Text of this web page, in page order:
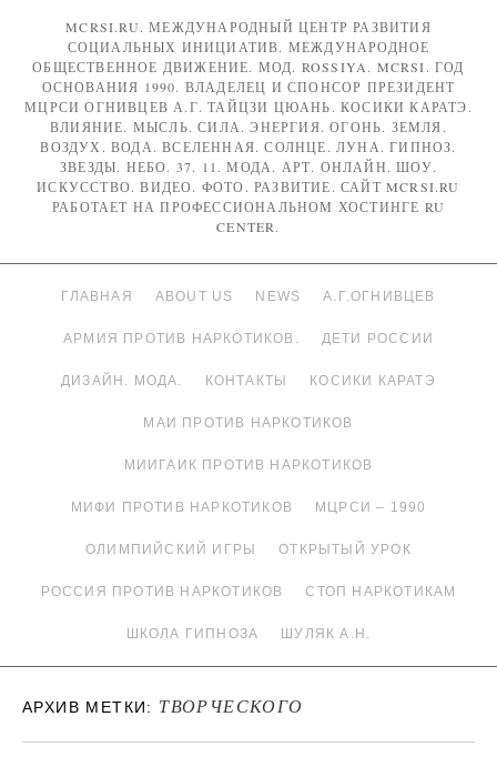
MCRSI.RU. МЕЖДУНАРОДНЫЙ ЦЕНТР РАЗВИТИЯ
СОЦИАЛЬНЫХ ИНИЦИАТИВ. МЕЖДУНАРОДНОЕ
ОБЩЕСТВЕННОЕ ДВИЖЕНИЕ. МОД. ROSSIYA. MCRSI. ГОД
ОСНОВАНИЯ 1990. ВЛАДЕЛЕЦ И СПОНСОР ПРЕЗИДЕНТ
МЦРСИ ОГНИВЦЕВ А.Г. ТАЙЦЗИ ЦЮАНЬ. КОСИКИ КАРАТЭ.
ВЛИЯНИЕ. МЫСЛЬ. СИЛА. ЭНЕРГИЯ. ОГОНЬ. ЗЕМЛЯ.
ВОЗДУХ. ВОДА. ВСЕЛЕННАЯ. СОЛНЦЕ. ЛУНА. ГИПНОЗ.
ЗВЕЗДЫ. НЕБО. 37. 11. МОДА. АРТ. ОНЛАЙН. ШОУ.
ИСКУССТВО. ВИДЕО. ФОТО. РАЗВИТИЕ. САЙТ MCRSI.RU
РАБОТАЕТ НА ПРОФЕССИОНАЛЬНОМ ХОСТИНГЕ RU
CENTER.
ГЛАВНАЯ ABOUT US NEWS А.Г.ОГНИВЦЕВ
АРМИЯ ПРОТИВ НАРКОТИКОВ. ДЕТИ РОССИИ
ДИЗАЙН. МОДА. КОНТАКТЫ КОСИКИ КАРАТЭ
МАИ ПРОТИВ НАРКОТИКОВ
МИИГАИК ПРОТИВ НАРКОТИКОВ
МИФИ ПРОТИВ НАРКОТИКОВ МЦРСИ – 1990
ОЛИМПИЙСКИЙ ИГРЫ ОТКРЫТЫЙ УРОК
РОССИЯ ПРОТИВ НАРКОТИКОВ СТОП НАРКОТИКАМ
ШКОЛА ГИПНОЗА ШУЛЯК А.Н.
АРХИВ МЕТКИ: ТВОРЧЕСКОГО